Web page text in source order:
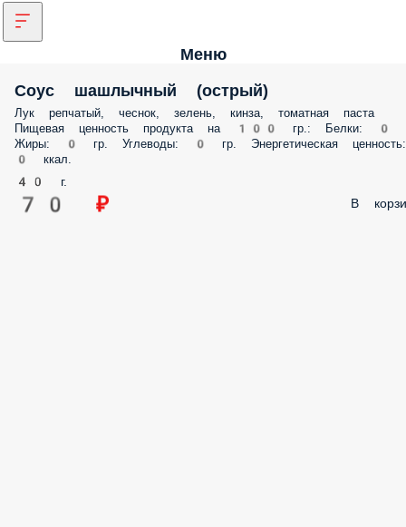
Меню
Соус шашлычный (острый)
Лук репчатый, чеснок, зелень, кинза, томатная паста
Пищевая ценность продукта на 100 гр.: Белки: 0
Жиры: 0 гр. Углеводы: 0 гр. Энергетическая ценность:
0 ккал.
40 г.
70 ₽ В